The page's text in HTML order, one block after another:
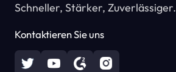
Schneller, Stärker, Zuverlässiger.
Kontaktieren Sie uns